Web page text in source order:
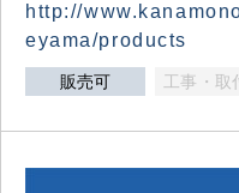
http://
eyama/products
販売可 工事・取